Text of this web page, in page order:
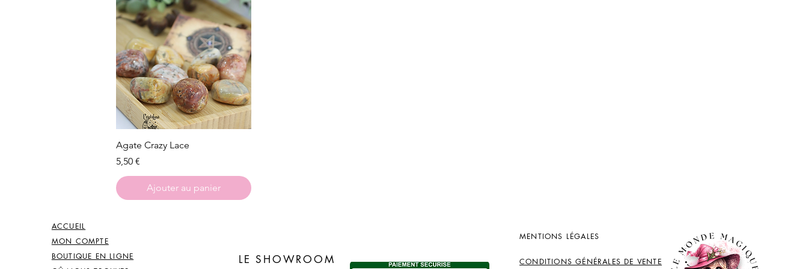
Aperçu rapide
Agate Crazy Lace
Prix
5,50 €
Ajouter au panier
ACCUEIL
MON COMPTE
BOUTIQUE EN LIGNE
LE SHOWROOM
MENTIONS LÉGALES
CONDITIONS GÉNÉRALES DE VENTE